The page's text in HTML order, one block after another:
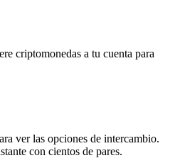
criptomonedas a tu cuenta para
ver las opciones de intercambio.
con cientos de pares.